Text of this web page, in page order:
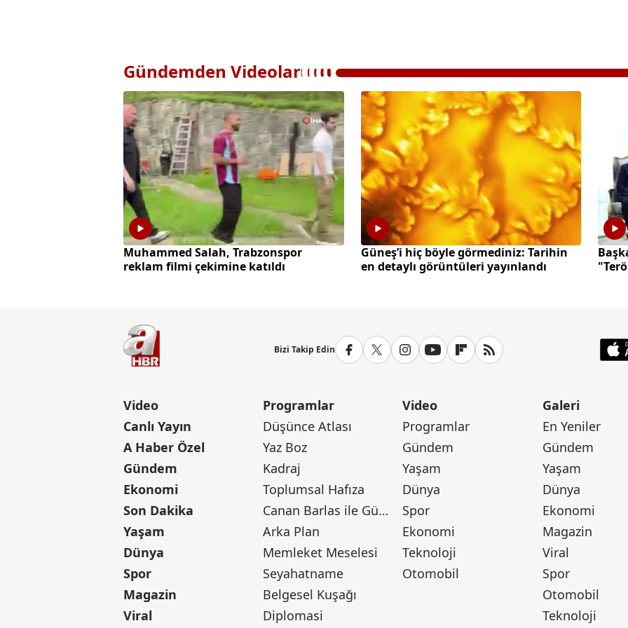
Gündemden Videolar
Muhammed Salah, Trabzonspor
reklam filmi çekimine katıldı
Güneş’i hiç böyle görmediniz: Tarihin
en detaylı görüntüleri yayınlandı
Bizi Takip Edin
Video
Canlı Yayın
A Haber Özel
Gündem
Ekonomi
Son Dakika
Yaşam
Dünya
Spor
Magazin
Viral
Programlar
Düşünce Atlası
Yaz Boz
Kadraj
Toplumsal Hafıza
Canan Barlas ile Gündem
Arka Plan
Memleket Meselesi
Seyahatname
Belgesel Kuşağı
Diplomasi
Video
Programlar
Gündem
Yaşam
Dünya
Spor
Ekonomi
Teknoloji
Otomobil
Galeri
En Yeniler
Gündem
Yaşam
Dünya
Ekonomi
Magazin
Viral
Spor
Otomobil
Teknoloji